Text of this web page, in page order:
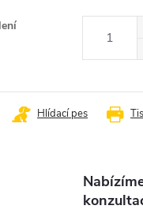
Hlídací pes